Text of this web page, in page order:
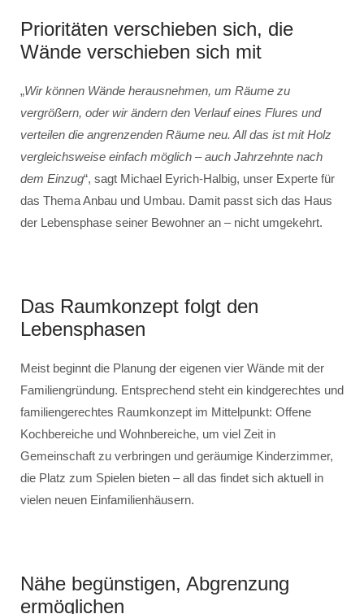
Prioritäten verschieben sich, die
Wände verschieben sich mit
„Wir können Wände herausnehmen, um Räume zu
vergrößern, oder wir ändern den Verlauf eines Flures und
verteilen die angrenzenden Räume neu. All das ist mit Holz
vergleichsweise einfach möglich – auch Jahrzehnte nach
dem Einzug“, sagt Michael Eyrich-Halbig, unser Experte für
das Thema Anbau und Umbau. Damit passt sich das Haus
der Lebensphase seiner Bewohner an – nicht umgekehrt.
Das Raumkonzept folgt den
Lebensphasen
Meist beginnt die Planung der eigenen vier Wände mit der
Familiengründung. Entsprechend steht ein kindgerechtes und
familiengerechtes Raumkonzept im Mittelpunkt: Offene
Kochbereiche und Wohnbereiche, um viel Zeit in
Gemeinschaft zu verbringen und geräumige Kinderzimmer,
die Platz zum Spielen bieten – all das findet sich aktuell in
vielen neuen Einfamilienhäusern.
Nähe begünstigen, Abgrenzung
ermöglichen